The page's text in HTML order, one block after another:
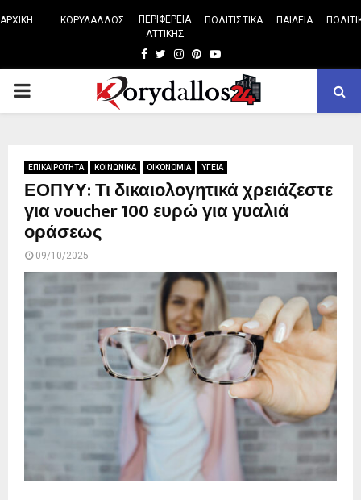
ΑΡΧΙΚΗ ΚΟΡΥΔΑΛΛΟΣ
ΠΕΡΙΦΕΡΕΙΑ
ΑΤΤΙΚΗΣ
ΠΟΛΙΤΙΣΤΙΚΑ ΠΑΙΔΕΙΑ
Facebook
TwitterInstagram
Pinterest
Youtube
PRIMARY
ΕΠΙΚΑΙΡΟΤΗΤΑ ΚΟΙΝΩΝΙΚΑ ΟΙΚΟΝΟΜΙΑ ΥΓΕΙΑ
ΕΟΠΥΥ: Τι δικαιολογητικά χρειάζεστε
για voucher 100 ευρώ για γυαλιά
οράσεως
09/10/2025